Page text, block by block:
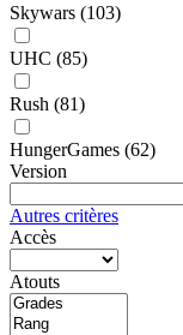
Skywars (103)
UHC (85)
Rush (81)
HungerGames (62)
Version
Autres critères
Accès
Atouts